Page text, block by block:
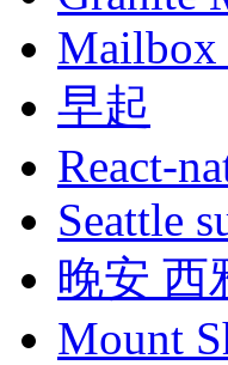
Mailbox
早起
React-
Seattle
晚安 西
Mount